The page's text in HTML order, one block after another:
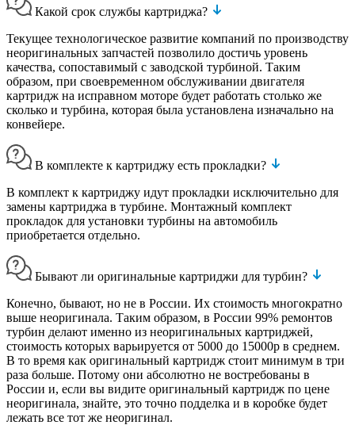
Какой срок службы картриджа?
Текущее технологическое развитие компаний по производству
неоригинальных запчастей позволило достичь уровень
качества, сопоставимый с заводской турбиной. Таким
образом, при своевременном обслуживании двигателя
картридж на исправном моторе будет работать столько же
сколько и турбина, которая была установлена изначально на
конвейере.
В комплекте к картриджу есть прокладки?
В комплект к картриджу идут прокладки исключительно для
замены картриджа в турбине. Монтажный комплект
прокладок для установки турбины на автомобиль
приобретается отдельно.
Бывают ли оригинальные картриджи для турбин?
Конечно, бывают, но не в России. Их стоимость многократно
выше неоригинала. Таким образом, в России 99% ремонтов
турбин делают именно из неоригинальных картриджей,
стоимость которых варьируется от 5000 до 15000р в среднем.
В то время как оригинальный картридж стоит минимум в три
раза больше. Потому они абсолютно не востребованы в
России и, если вы видите оригинальный картридж по цене
неоригинала, знайте, это точно подделка и в коробке будет
лежать все тот же неоригинал.